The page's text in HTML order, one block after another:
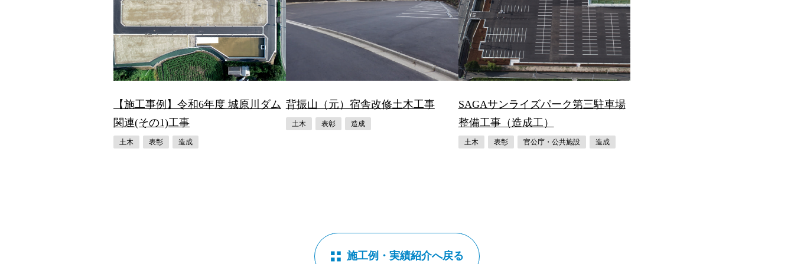
【施工事例】令和6年度 城原川ダム
関連(その1)工事
土木 表彰 造成
背振山（元）宿舎改修土木工事
土木 表彰 造成
SAGAサンライズパーク第三駐車場
整備工事（造成工）
土木 表彰 官公庁・公共施設 造成
施工例・実績紹介へ戻る